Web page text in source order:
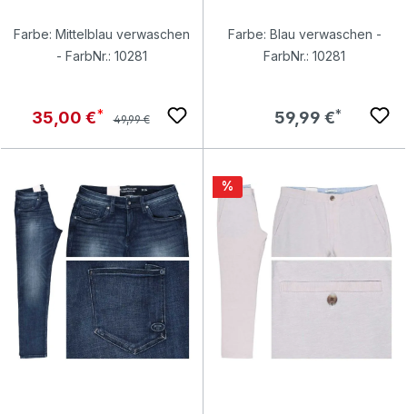
Farbe: Mittelblau verwaschen
- FarbNr.: 10281
Verkaufspreis:
35,00 € Regulärer Preis:
49,99 €
Farbe: Blau verwaschen -
FarbNr.: 10281
Regulärer Preis:
59,99 €
Rabatt
%